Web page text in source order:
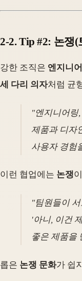
2-2. Tip #2: 논쟁
강한 조직은 엔지니
세 다리 의자처럼 균
"엔지니어링
제품과 디자
사용자 경험
이런 협업에는 논쟁
"팀원들이
'아니, 이건
좋은 제품을
롭은 논쟁 문화가 쉽